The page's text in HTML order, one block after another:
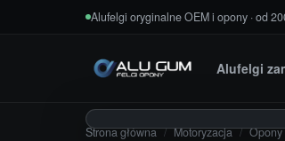
Przejdź do treściAlufelgi oryginalne OEM i opony · od
Alufelgi
Strona główna / Motoryzacja / Opony